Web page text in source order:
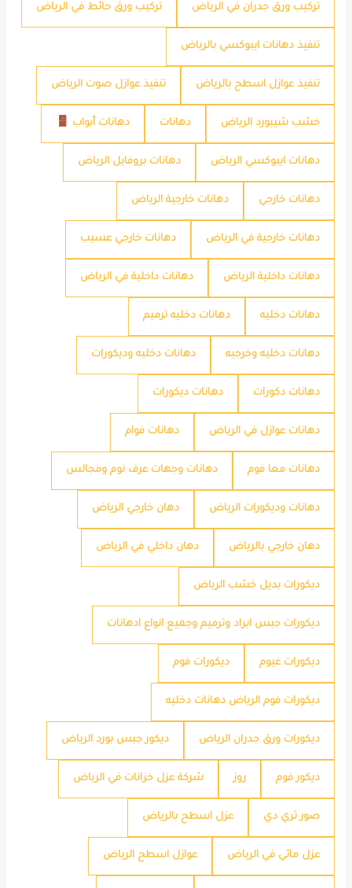
تركيب ورق جدران في الرياض تركيب ورق حائط في الرياض
تنفيذ دهانات ايبوكسي بالرياض
تنفيذ عوازل اسطح بالرياض تنفيذ عوازل صوت الرياض
خشب شيبورد الرياض دهانات دهانات أبواب
دهانات ايبوكسي الرياض دهانات بروفايل الرياض
دهانات خارجي دهانات خارجية الرياض
دهانات خارجية في الرياض دهانات خارجي عسيب
دهانات داخلية الرياض دهانات داخلية في الرياض
دهانات دخليه دهانات دخليه ترميم
دهانات دخليه وخرجيه دهانات دخليه وديكورات
دهانات دكورات دهانات ديكورات
دهانات عوازل في الرياض دهانات فوام
دهانات معا فوم دهانات وجهات عرف نوم ومجالس
دهانات وديكورات الرياض دهان خارجي الرياض
دهان خارجي بالرياض دهان داخلي في الرياض
ديكورات بديل خشب الرياض
ديكورات جبس ابراد وترميم وجميع انواع ادهانات
ديكورات غيوم ديكورات فوم
ديكورات فوم الرياض دهانات دخليه
ديكورات ورق جدران الرياض ديكور جبس بورد الرياض
ديكور فوم روز شركة عزل خزانات في الرياض
صور ثري دي عزل اسطح بالرياض
عزل مائي في الرياض عوازل اسطح الرياض